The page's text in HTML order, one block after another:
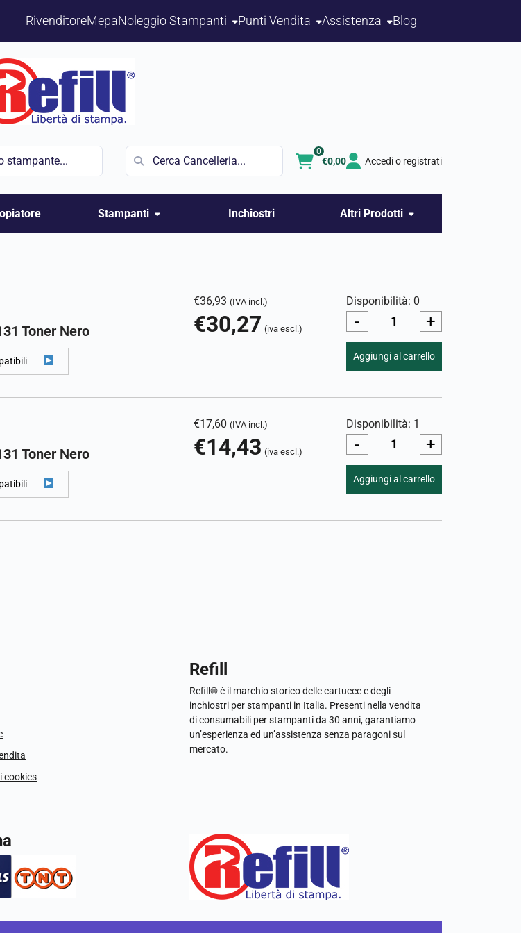
RivenditoreMepaNoleggio Stampanti Punti Vendita Assistenza Blog
€0,00
0
Accedi o registrati
Stampanti Inchiostri Altri Prodotti
Toner Nero
€36,93 (IVA incl.)
€30,27 (iva escl.)
Disponibilità: 0
- +
Aggiungi al carrello
Toner Nero
€17,60 (IVA incl.)
€14,43 (iva escl.)
Disponibilità: 1
- +
Aggiungi al carrello
cookies
Refill
Refill® è il marchio storico delle cartucce e degli
inchiostri per stampanti in Italia. Presenti nella vendita
di consumabili per stampanti da 30 anni, garantiamo
un’esperienza ed un’assistenza senza paragoni sul
mercato.